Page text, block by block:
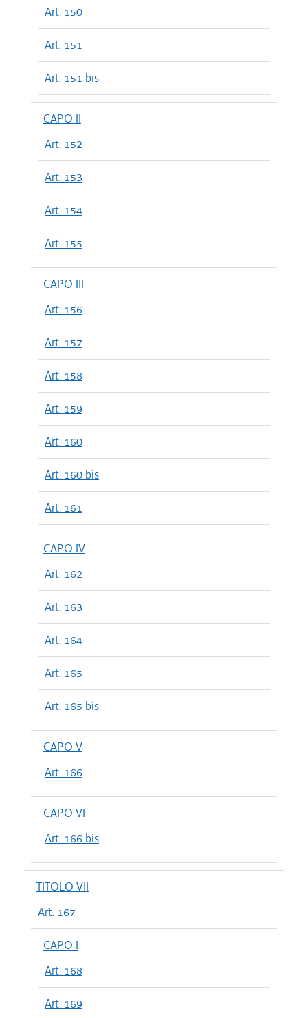
Art. 150
Art. 151
Art. 151 bis
CAPO II
Art. 152
Art. 153
Art. 154
Art. 155
CAPO III
Art. 156
Art. 157
Art. 158
Art. 159
Art. 160
Art. 160 bis
Art. 161
CAPO IV
Art. 162
Art. 163
Art. 164
Art. 165
Art. 165 bis
CAPO V
Art. 166
CAPO VI
Art. 166 bis
TITOLO VII
Art. 167
CAPO I
Art. 168
Art. 169